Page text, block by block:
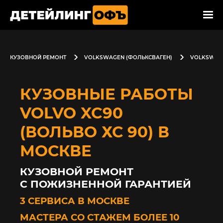
КУЗОВНОЙ РЕМОНТ VOLKSWAGEN (ФОЛЬКСВАГЕН)
КУЗОВНЫЕ РАБОТЫ
VOLVO XC90
(ВОЛЬВО ХС 90) В
МОСКВЕ
КУЗОВНОЙ РЕМОНТ
С ПОЖИЗНЕННОЙ ГАРАНТИЕЙ
3 СЕРВИСА В МОСКВЕ
МАСТЕРА СО СТАЖЕМ БОЛЕЕ 10